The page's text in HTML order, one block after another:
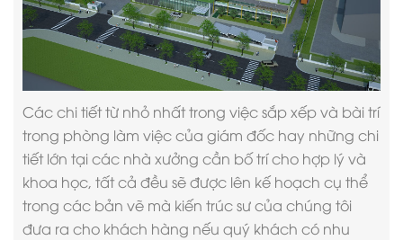
Các chi tiết từ nhỏ nhất trong việc sắp xếp và bài trí
trong phòng làm việc của giám đốc hay những chi
tiết lớn tại các nhà xưởng cần bố trí cho hợp lý và
khoa học, tất cả đều sẽ được lên kế hoạch cụ thể
trong các bản vẽ mà kiến trúc sư của chúng tôi
đưa ra cho khách hàng nếu quý khách có nhu